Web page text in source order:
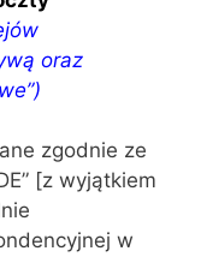
oraz
zgodnie ze
[z wyjątkiem
w